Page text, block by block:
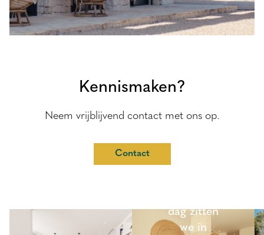
Kennismaken?
Neem vrijblijvend contact met ons op.
Contact
dag zitten
we in